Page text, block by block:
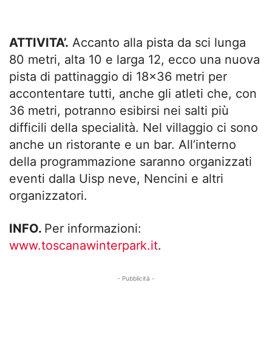
ATTIVITA’. Accanto alla pista da sci lunga
80 metri, alta 10 e larga 12, ecco una nuova
pista di pattinaggio di 18×36 metri per
accontentare tutti, anche gli atleti che, con
36 metri, potranno esibirsi nei salti più
difficili della specialità. Nel villaggio ci sono
anche un ristorante e un bar. All’interno
della programmazione saranno organizzati
eventi dalla Uisp neve, Nencini e altri
organizzatori.
INFO. Per informazioni:
www.toscanawinterpark.it.
- Pubblicità -